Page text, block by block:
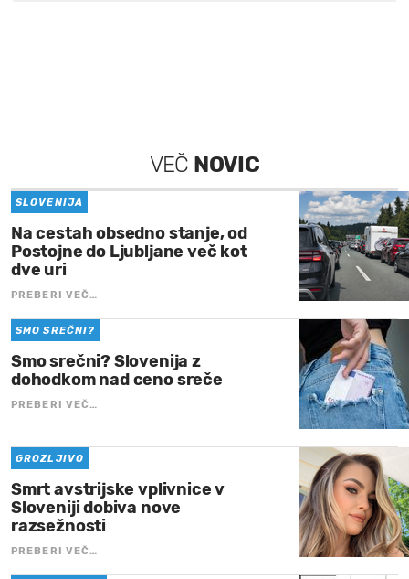
VEČ NOVIC
SLOVENIJA
Na cestah obsedno stanje, od
Postojne do Ljubljane več kot
dve uri
PREBERI VEČ…
SMO SREČNI?
Smo srečni? Slovenija z
dohodkom nad ceno sreče
PREBERI VEČ…
GROZLJIVO
Smrt avstrijske vplivnice v
Sloveniji dobiva nove
razsežnosti
PREBERI VEČ…